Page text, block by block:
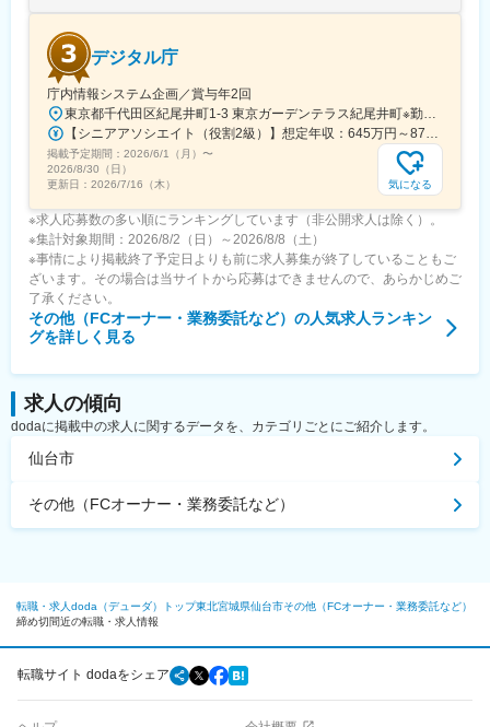
・中関東事務所（埼玉県さいたま市）
・東関東事務所（千葉県松戸市）
・西関東事務所（東京都町田市）
・関西事務所（大阪府大阪市）
・西関西事務所（兵庫県加古川市）
・東九州事務所（宮崎県宮崎市）
・九州博多事務所（福岡県福岡市）
・中九州事務所（福岡県久留米市）
・南九州事務所（鹿児島県鹿児島市）
■トピックス：
・2017年11月：ERIグループの一員となりました
デジタル庁
庁内情報システム企画／賞与年2回
東京都千代田区紀尾井町1-3 東京ガーデンテラス紀尾井町※勤務地変更の可能性あり※受動喫煙対策あり＜テレワーク・リモートワークについて＞(上長の合意のもと)ご担当いただくプロジェクトの進行に支障のない範囲でリモートワークを実施いただくことが可能です。※職種により、オフィス出勤を必要とする場合があります。
【シニアアソシエイト（役割2級）】想定年収：645万円～870万円（賞与年2回を含む／フルタイム勤務の場合）※上記年収は経験・能力を考慮のうえ決定します※超過勤務手当は別途支給します▼モデル年収例・年収720万円の場合：月20時間の残業で約795万円程度※給与は「一般職の職員の給与に関する法律」に基づき決定します※ご経験・スキルに応じて、いずれかのグレードでの採用となります
掲載予定期間： 2026/6/1（月） 〜
2026/8/30（日）
更新日： 2026/7/16（木） 気になる
※求人応募数の多い順にランキングしています（非公開求人は除く）。
※集計対象期間：2026/8/2（日）～2026/8/8（土）
※事情により掲載終了予定日よりも前に求人募集が終了していることもご
ざいます。その場合は当サイトから応募はできませんので、あらかじめご
了承ください。
その他（FCオーナー・業務委託など） の人気求人ランキン
グを詳しく見る
求人の傾向
dodaに掲載中の求人に関するデータを、カテゴリごとにご紹介します。
仙台市
その他（FCオーナー・業務委託など）
転職・求人doda（デューダ）トップ東北宮城県仙台市その他（FCオーナー・業務委託など）
締め切間近の転職・求人情報
転職サイト dodaをシェア